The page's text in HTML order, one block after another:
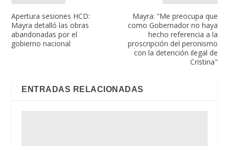
Apertura sesiones HCD:
Mayra detalló las obras
abandonadas por el
gobierno nacional
Mayra: “Me preocupa que
como Gobernador no haya
hecho referencia a la
proscripción del peronismo
con la detención ilegal de
Cristina"
ENTRADAS RELACIONADAS